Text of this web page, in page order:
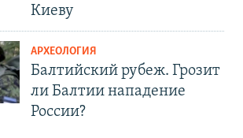
Киеву
АРХЕОЛОГИЯ
Балтийский рубеж. Грозит
ли Балтии нападение
России?